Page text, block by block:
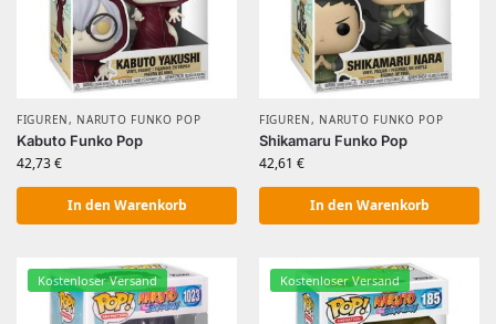
FIGUREN, NARUTO FUNKO POP
Kabuto Funko Pop
42,73€
In den Warenkorb
FIGUREN, NARUTO FUNKO POP
Shikamaru Funko Pop
42,61 €
In den Warenkorb
Kostenloser Versand Kostenloser Versand